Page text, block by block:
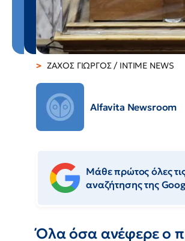
ΖΑΧΟΣ ΓΙΩΡΓΟΣ / INTIME NEWS
Alfavita Newsroom
Μάθε πρώτος όλες
αναζήτησης της
Όλα όσα ανέφερε ο